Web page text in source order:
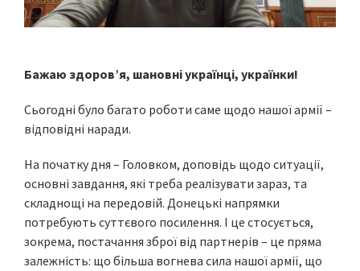
Бажаю здоров’я, шановні українці, українки!
Сьогодні було багато роботи саме щодо нашої армії –
відповідні наради.
На початку дня – Головком, доповідь щодо ситуації,
основні завдання, які треба реалізувати зараз, та
складнощі на передовій. Донецькі напрямки
потребують суттєвого посилення. І це стосується,
зокрема, постачання зброї від партнерів – це пряма
залежність: що більша вогнева сила нашої армії, що